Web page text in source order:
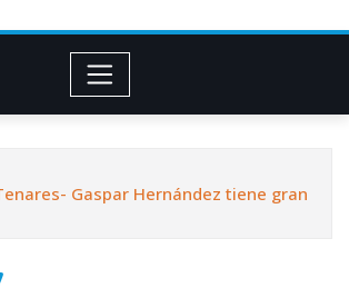
Gaspar Hernández tiene gran